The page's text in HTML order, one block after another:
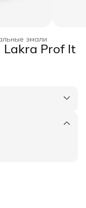
эмали
Lakra Prof It